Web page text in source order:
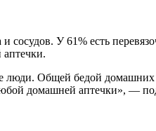
сосудов. У 61% есть
люди. Общей бедой
домашней аптечки», —